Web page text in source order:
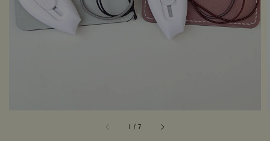
1 /7